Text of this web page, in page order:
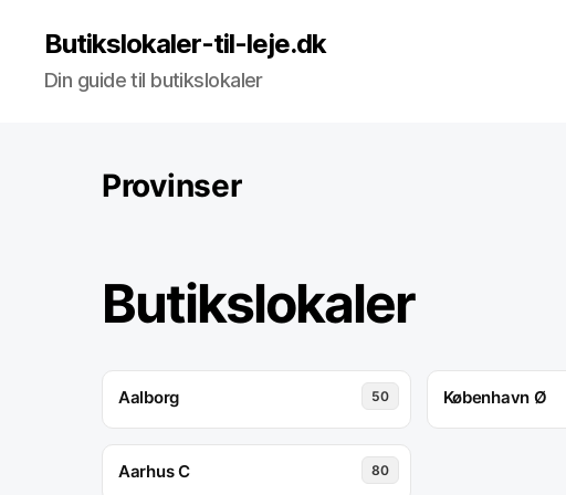
Butikslokaler-til-leje.dk
Din guide til butikslokaler
Provinser
Butikslokaler
Aalborg 50 København Ø
Aarhus C 80